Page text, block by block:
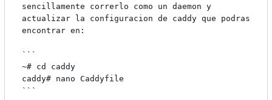
sencillamente correrlo como un daemon y
actualizar la configuracion de caddy que podras
encontrar en:
```
~# cd caddy
caddy# nano Caddyfile
```